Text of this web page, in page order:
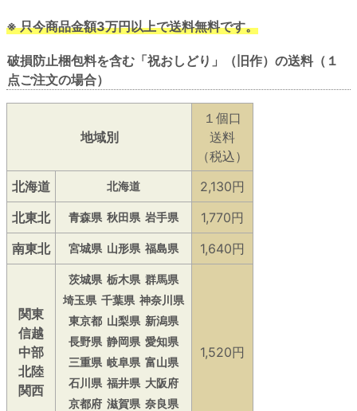
※ 只今商品金額3万円以上で送料無料です。
破損防止梱包料を含む「祝おしどり」（旧作）の送料（１
点ご注文の場合）
地域別
１個口
送料
（税込）
北海道
北海道
2,130円
北東北
青森県 秋田県 岩手県
1,770円
南東北
宮城県 山形県 福島県 1,640円
関東
信越
中部
北陸
関西
茨城県 栃木県 群馬県
埼玉県 千葉県 神奈川県
東京都 山梨県 新潟県
長野県 静岡県 愛知県
三重県 岐阜県 富山県
石川県 福井県 大阪府
京都府 滋賀県 奈良県
1,520円